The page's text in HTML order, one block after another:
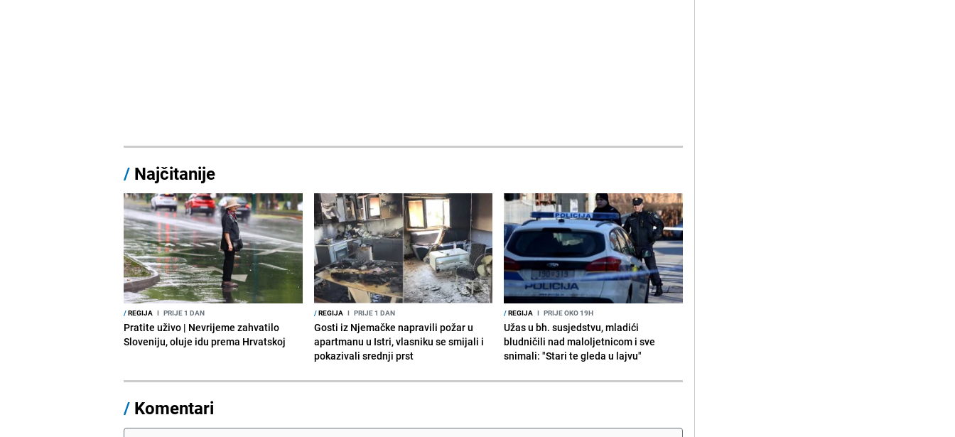
/ Najčitanije
/REGIJA I PRIJE 1 DAN
Pratite uživo | Nevrijeme zahvatilo
Sloveniju, oluje idu prema Hrvatskoj
/REGIJA I PRIJE 1 DAN
Gosti iz Njemačke napravili požar u
apartmanu u Istri, vlasniku se smijali i
pokazivali srednji prst
/REGIJA I PRIJE OKO 19H
Užas u bh. susjedstvu, mladići
bludničili nad maloljetnicom i sve
snimali: "Stari te gleda u lajvu"
/ Komentari